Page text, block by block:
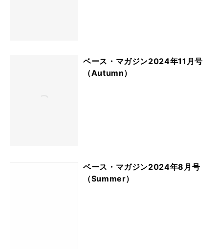
ベース・マガジン2024年11月号
（Autumn）
ベース・マガジン2024年8月号
（Summer）